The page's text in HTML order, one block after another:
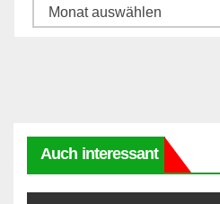
Archive
Auch interessant